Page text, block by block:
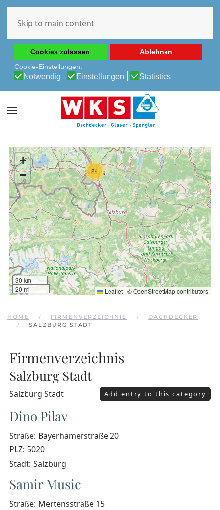
Erfahrung auf unserer Website zu ermöglichen.
Cookie-Richtlinie
Datenschutz-Bestimmungen
Cookies zulassen
Ablehnen
Cookie-Einstellungen:
Notwendig Einstellungen Statistics
Skip to main content
24
+
−
30 km
20 mi
Leaflet | ©OpenStreetMapcontributors
HOME FIRMENVERZEICHNIS
DACHDECKER
SALZBURG STADT
Firmenverzeichnis
Salzburg Stadt
Add entry to this category
Salzburg Stadt
Dino Pilav
Straße: Bayerhamerstraße 20
PLZ: 5020
Stadt: Salzburg
Samir Music
Straße: Mertensstraße 15